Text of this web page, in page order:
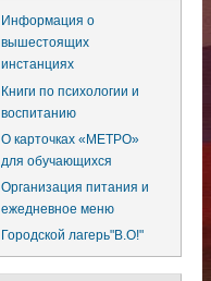
Информация о
вышестоящих
инстанциях
Книги по психологии и
воспитанию
О карточках «МЕТРО»
для обучающихся
Организация питания и
ежедневное меню
Городской лагерь"В.О!"